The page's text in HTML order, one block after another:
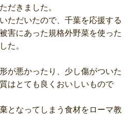
だきました。
ただいたので、千葉を応援する
害にあった規格外野菜を使った
た。
が悪かったり、少し傷がついた
はとても良くおいしいもので
となってしまう食材をローマ教